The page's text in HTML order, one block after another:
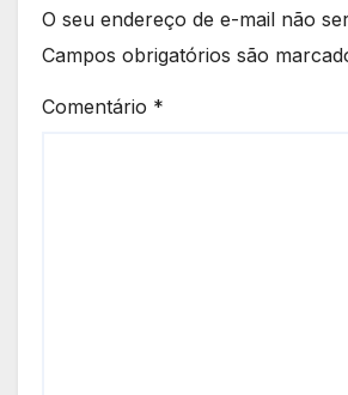
O seu endereço de e-mail não
Campos obrigatórios são
Comentário *